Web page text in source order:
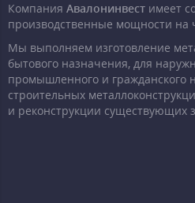
Компания Авалонинвест имеет
производственные мощности на
Мы выполняем изготовление
бытового назначения, для
промышленного и гражданского
строительных
и реконструкции существующих